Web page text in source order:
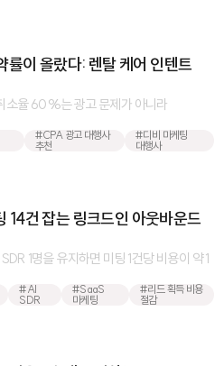
률이 올랐다: 렌탈 케어 인텐트
소율 60%는 광고 문제가 아니라
#CPA 광고 대행사
추천
#디비 마케팅
대행사
14건 잡는 링크드인 아웃바운드
1명을 유지하면 미팅 1건당 비용이 약 1
#AI
SDR
#SaaS
마케팅
#리드 획득 비용
절감